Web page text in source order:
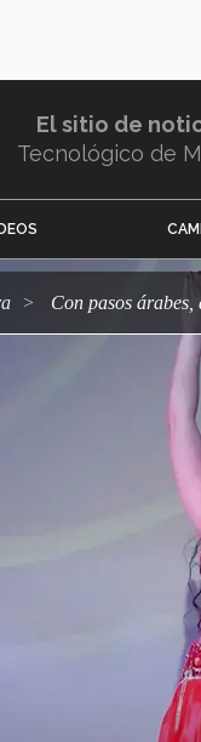
El sitio de
Tecnológico de
Con pasos